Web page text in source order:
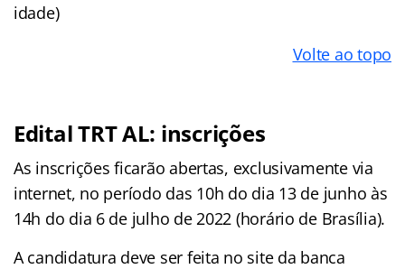
idade)
Volte ao topo
Edital TRT AL: inscrições
As inscrições ficarão abertas, exclusivamente via
internet, no período das 10h do dia 13 de junho às
14h do dia 6 de julho de 2022 (horário de Brasília).
A candidatura deve ser feita no site da banca